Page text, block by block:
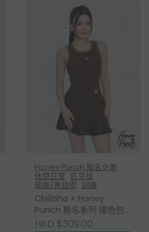
Honey Punch 聯名企劃
休閒日常
匹克球
瑜伽/普拉提 訓練
Chilloha × Honey
Punch 聯名系列 撞色包
邊運動胸墊背心
HKD $309.00